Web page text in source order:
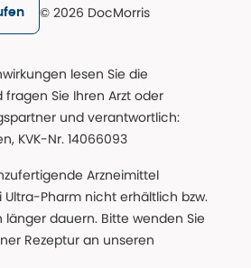
© 2026 DocMorris
lesen Sie die
Sie Ihren Arzt oder
und verantwortlich:
KVK-Nr. 14066093
Arzneimittel
Ultra-Pharm nicht erhältlich bzw.
dauern. Bitte wenden Sie
Rezeptur an unseren